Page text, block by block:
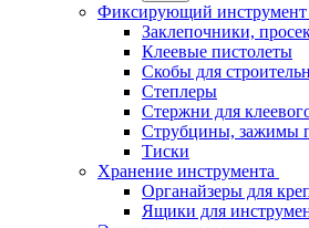
Фиксирующий
Заклепочники,
Клеевые пистолеты
Скобы для
Степлеры
Стержни для
Струбцины, зажимы
Тиски
Хранение инструмента
Органайзеры для
Ящики для